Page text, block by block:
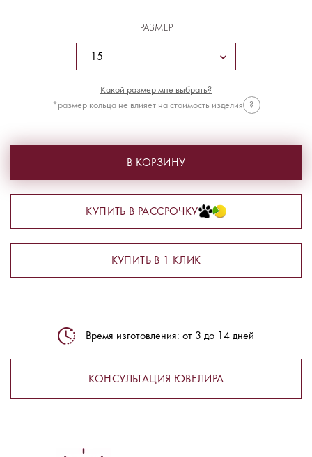
РАЗМЕР
Какой размер мне выбрать?
*размер кольца не влияет на стоимость изделия
?
В КОРЗИНУ
КУПИТЬ В РАССРОЧКУ
КУПИТЬ В 1 КЛИК
Время изготовления: от 3 до 14 дней
КОНСУЛЬТАЦИЯ ЮВЕЛИРА